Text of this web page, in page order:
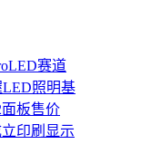
赛道
照明基
板售价
印刷显示